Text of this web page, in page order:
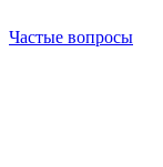
Частые вопросы